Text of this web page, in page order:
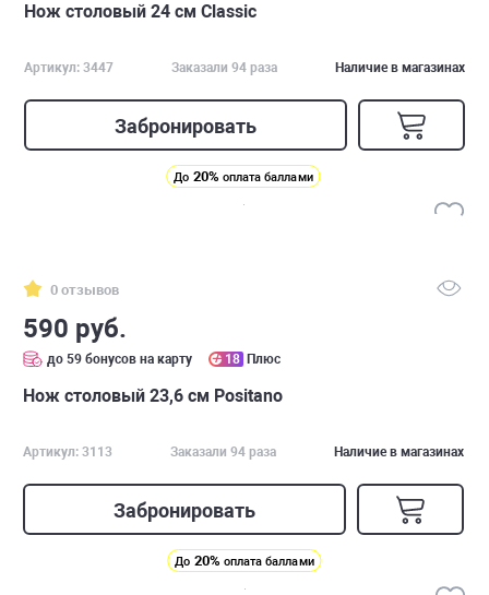
Нож столовый 24 см Classic
Артикул: 3447 Заказали 94 раза Наличие в магазинах
Забронировать
До 20% оплата баллами
0 отзывов
590 руб.
до 59 бонусов на карту 18 Плюс
Нож столовый 23,6 см Positano
Артикул: 3113 Заказали 94 раза Наличие в магазинах
Забронировать
До 20% оплата баллами